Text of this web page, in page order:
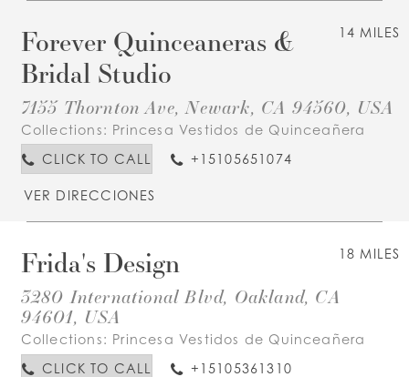
14 MILES
Forever Quinceaneras &
Bridal Studio
7155 Thornton Ave, Newark, CA 94560, USA
Collections: Princesa Vestidos de Quinceañera
CLICK TO CALL
+15105651074
VER DIRECCIONES
18 MILES
Frida's Design
3280 International Blvd, Oakland, CA
94601, USA
Collections: Princesa Vestidos de Quinceañera
CLICK TO CALL
+15105361310